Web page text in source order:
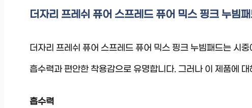
더자리 프레쉬 퓨어 스프레드 퓨어 믹스 핑크 누빔
더자리 프레쉬 퓨어 스프레드 퓨어 믹스 핑크 누빔패드는 시
흡수력과 편안한 착용감으로 유명합니다. 그러나 이 제품에
흡수력